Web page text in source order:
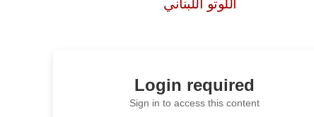
اللوتو اللبناني
Login required
Sign in to access this content